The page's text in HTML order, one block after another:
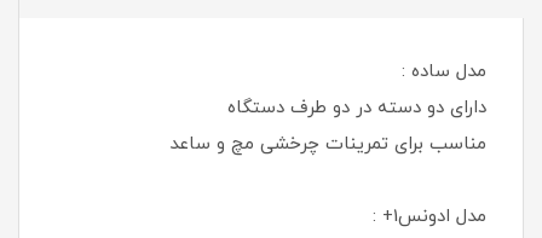
مدل ساده :
دارای دو دسته در دو طرف دستگاه
مناسب برای تمرینات چرخشی مچ و ساعد
مدل ادونس1+ :